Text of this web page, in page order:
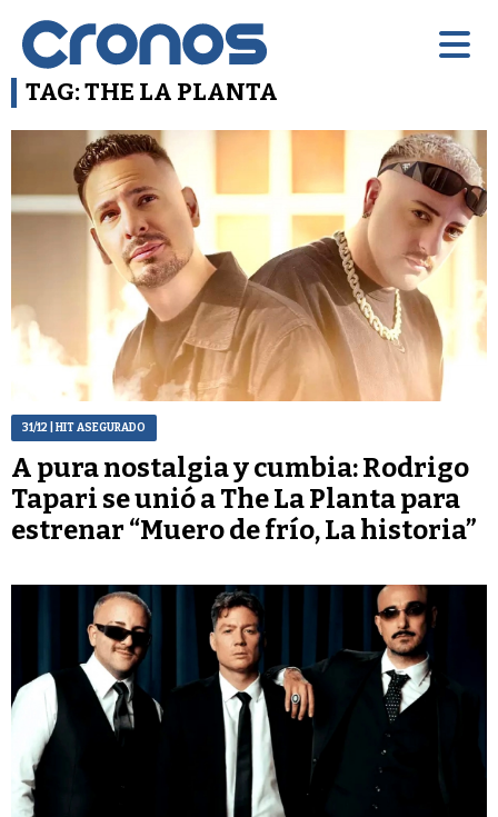
TAG: THE LA PLANTA
31/12 | HIT ASEGURADO
A pura nostalgia y cumbia: Rodrigo
Tapari se unió a The La Planta para
estrenar “Muero de frío, La historia”